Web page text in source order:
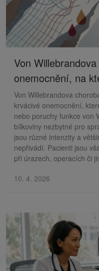
Von
onemocnění, na
Von Willebrandova
krvácivé onemocnění,
nebo poruchy funkce von
bílkoviny nezbytné pro
jsou různé intenzity a
nepřivádí. Pacienti jsou
při úrazech, operacích či
10. 4. 2026